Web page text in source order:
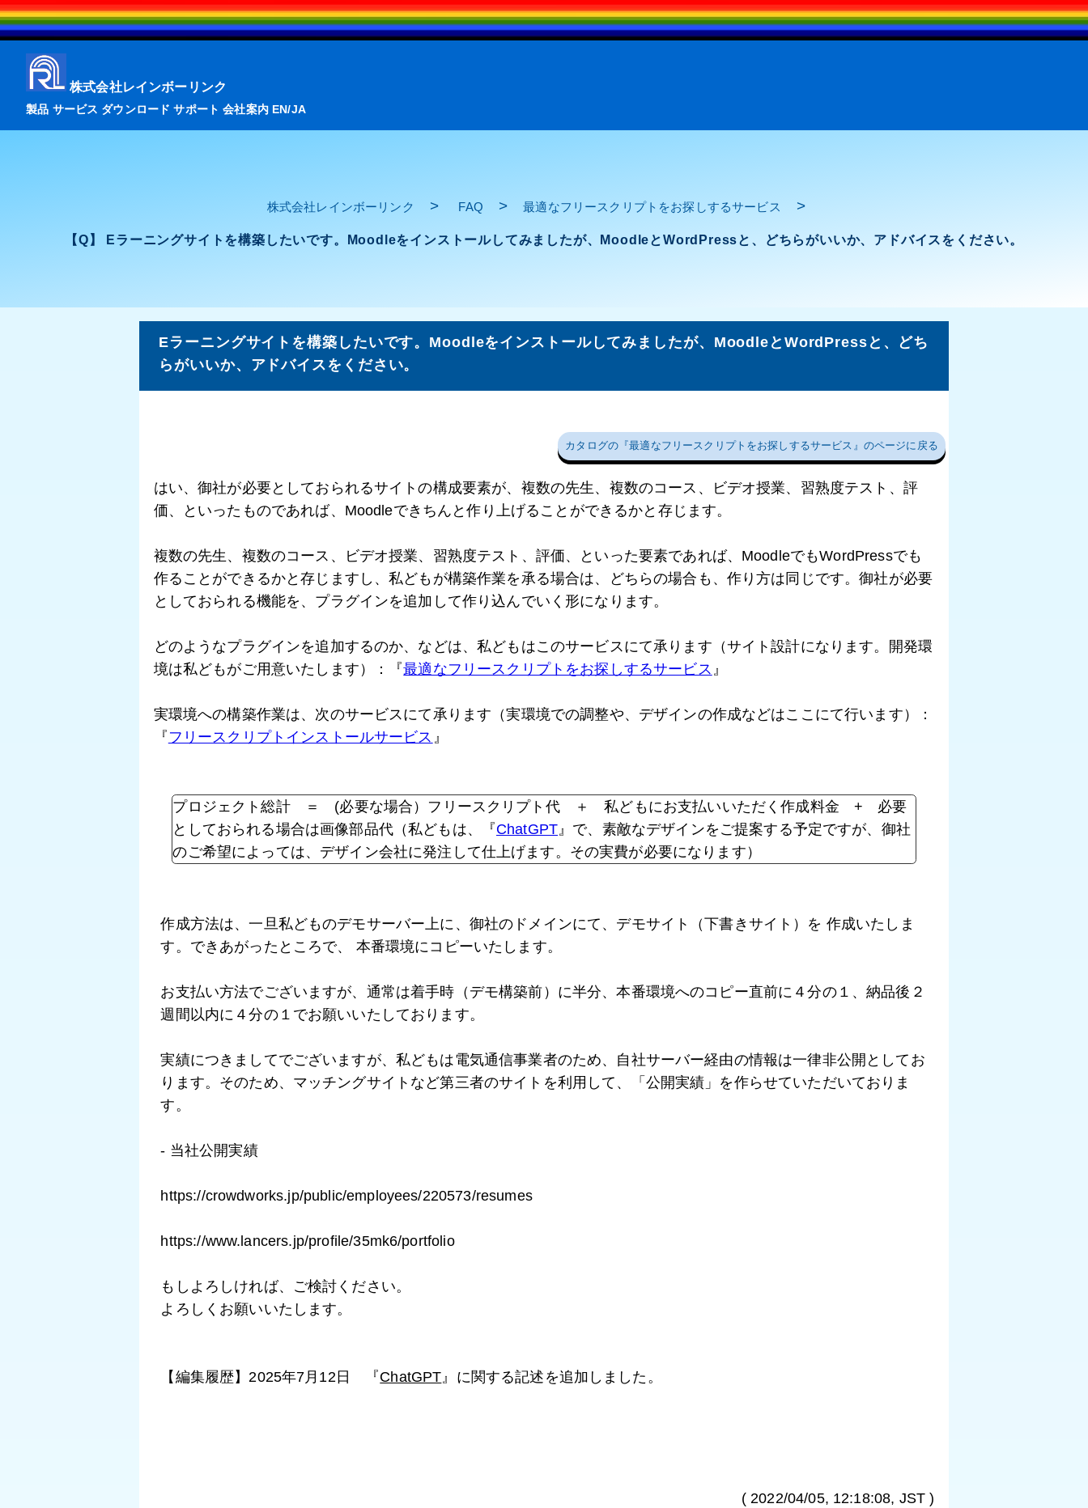
株式会社レインボーリンク
製品 サービス ダウンロード サポート 会社案内 EN/JA
株式会社レインボーリンク > FAQ >最適なフリースクリプトをお探しするサービス >
【Q】 Eラーニングサイトを構築したいです。Moodleをインストールしてみましたが、MoodleとWordPressと、どちらがいいか、アドバイスをください。
Eラーニングサイトを構築したいです。Moodleをインストールしてみましたが、MoodleとWordPressと、どち
らがいいか、アドバイスをください。
カタログの『最適なフリースクリプトをお探しするサービス』のページに戻る
はい、御社が必要としておられるサイトの構成要素が、複数の先生、複数のコース、ビデオ授業、習熟度テスト、評
価、といったものであれば、Moodleできちんと作り上げることができるかと存じます。
複数の先生、複数のコース、ビデオ授業、習熟度テスト、評価、といった要素であれば、MoodleでもWordPressでも
作ることができるかと存じますし、私どもが構築作業を承る場合は、どちらの場合も、作り方は同じです。御社が必要
としておられる機能を、プラグインを追加して作り込んでいく形になります。
どのようなプラグインを追加するのか、などは、私どもはこのサービスにて承ります（サイト設計になります。開発環
境は私どもがご用意いたします）：『最適なフリースクリプトをお探しするサービス 』
実環境への構築作業は、次のサービスにて承ります（実環境での調整や、デザインの作成などはここにて行います）：
『 フリースクリプトインストールサービス 』
プロジェクト総計 ＝ (必要な場合）フリースクリプト代 ＋ 私どもにお支払いいただく作成料金 + 必要
としておられる場合は画像部品代（私どもは、『ChatGPT』で、素敵なデザインをご提案する予定ですが、御社
のご希望によっては、デザイン会社に発注して仕上げます。その実費が必要になります）
作成方法は、一旦私どものデモサーバー上に、御社のドメインにて、デモサイト（下書きサイト）を 作成いたしま
す。できあがったところで、 本番環境にコピーいたします。
お支払い方法でございますが、通常は着手時（デモ構築前）に半分、本番環境へのコピー直前に４分の１、納品後２
週間以内に４分の１でお願いいたしております。
実績につきましてでございますが、私どもは電気通信事業者のため、自社サーバー経由の情報は一律非公開としてお
ります。そのため、マッチングサイトなど第三者のサイトを利用して、「公開実績」を作らせていただいておりま
す。
- 当社公開実績
https://crowdworks.jp/public/employees/220573/resumes
https://www.lancers.jp/profile/35mk6/portfolio
もしよろしければ、ご検討ください。
よろしくお願いいたします。
【編集履歴】2025年7月12日 『ChatGPT 』に関する記述を追加しました。
(2022/04/05, 12:18:08, JST )